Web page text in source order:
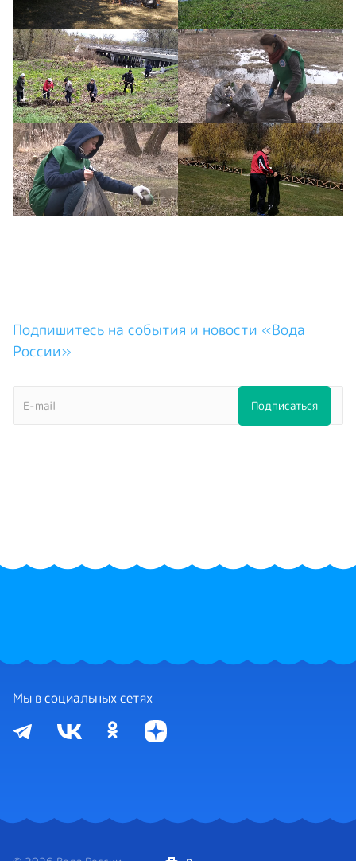
Подпишитесь на события и новости «Вода
России»
Мы в социальных сетях